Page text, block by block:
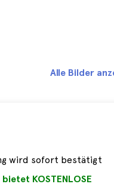
wird sofort bestätigt
KOSTENLOSE
Alle Bilder